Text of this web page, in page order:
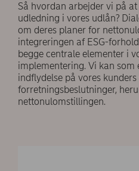
Så hvordan arbejder vi på
udledning i vores udlån?
om deres planer for
integreringen af ESG-
begge centrale elementer i
implementering. Vi kan
indflydelse på vores
forretningsbeslutninger,
nettonulomstillingen.